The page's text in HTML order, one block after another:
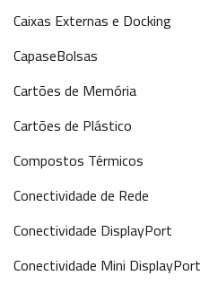
Caixas Externas e Docking
CapaseBolsas
Cartões de Memória
Cartões de Plástico
Compostos Térmicos
Conectividade de Rede
Conectividade DisplayPort
Conectividade Mini DisplayPort